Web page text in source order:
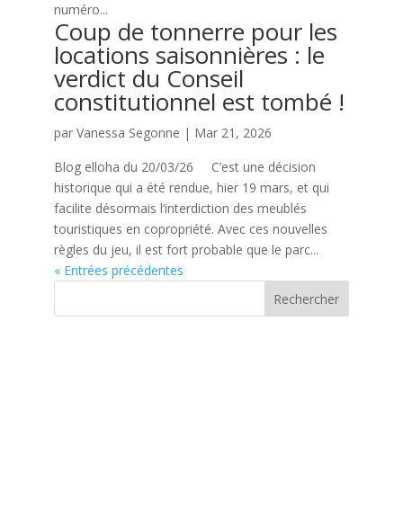
numéro...
Coup de tonnerre pour les
locations saisonnières : le
verdict du Conseil
constitutionnel est tombé !
par Vanessa Segonne | Mar 21, 2026
Blog elloha du 20/03/26 C’est une décision
historique qui a été rendue, hier 19 mars, et qui
facilite désormais l’interdiction des meublés
touristiques en copropriété. Avec ces nouvelles
règles du jeu, il est fort probable que le parc...
« Entrées précédentes
Rechercher